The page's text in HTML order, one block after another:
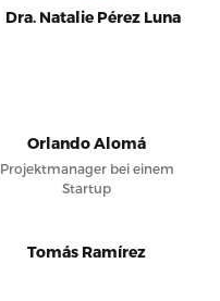
Dra. Natalie Pérez Luna
Orlando Alomá
Projektmanager bei einem
Startup
Tomás Ramírez